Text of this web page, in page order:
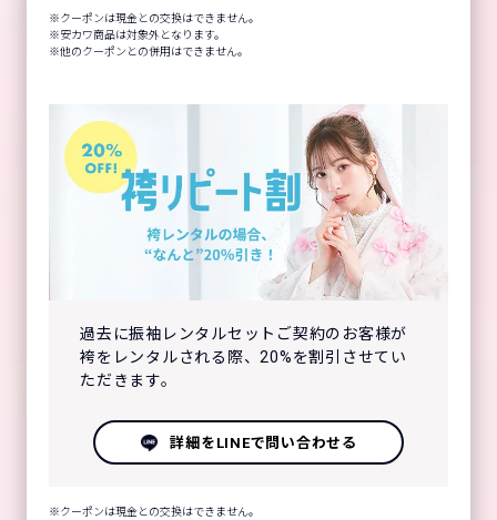
クーポンは現金との交換はできません。
安カワ商品は対象外となります。
他のクーポンとの併用はできません。
過去に振袖レンタルセットご契約のお客様が
袴をレンタルされる際、20%を割引させてい
ただきます。
詳細をLINEで問い合わせる
クーポンは現金との交換はできません。